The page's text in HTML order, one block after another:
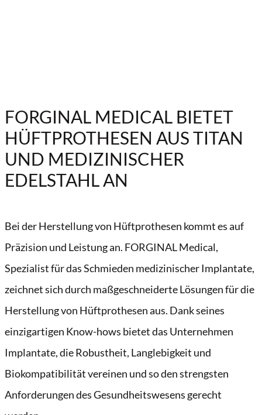
FORGINAL MEDICAL BIETET
HÜFTPROTHESEN AUS TITAN
UND MEDIZINISCHER
EDELSTAHL AN
Bei der Herstellung von Hüftprothesen kommt es auf
Präzision und Leistung an. FORGINAL Medical,
Spezialist für das Schmieden medizinischer Implantate,
zeichnet sich durch maßgeschneiderte Lösungen für die
Herstellung von Hüftprothesen aus. Dank seines
einzigartigen Know-hows bietet das Unternehmen
Implantate, die Robustheit, Langlebigkeit und
Biokompatibilität vereinen und so den strengsten
Anforderungen des Gesundheitswesens gerecht